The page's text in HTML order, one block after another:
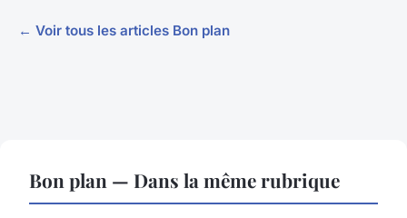
← Voir tous les articles Bon plan
Bon plan — Dans la même rubrique